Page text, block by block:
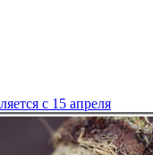
с 15 апреля